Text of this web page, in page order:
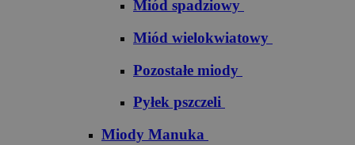
Miód spadziowy
Miód wielokwiatowy
Pozostałe miody
Pyłek pszczeli
Miody Manuka